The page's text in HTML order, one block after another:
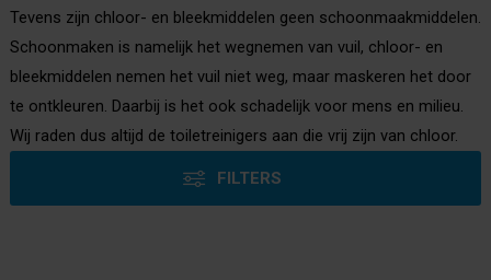
Tevens zijn chloor- en bleekmiddelen geen schoonmaakmiddelen.
Schoonmaken is namelijk het wegnemen van vuil, chloor- en
bleekmiddelen nemen het vuil niet weg, maar maskeren het door
te ontkleuren. Daarbij is het ook schadelijk voor mens en milieu.
Wij raden dus altijd de toiletreinigers aan die vrij zijn van chloor.
FILTERS